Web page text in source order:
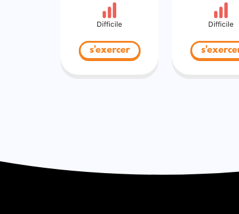
Difficile
s'exercer
Difficile